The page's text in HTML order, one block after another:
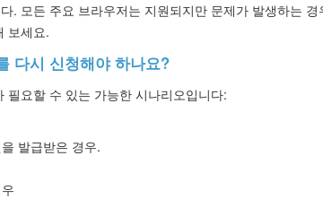
. 모든 주요 브라우저는 지원되지만 문제가 발생하는
보세요.
다시 신청해야 하나요?
필요할 수 있는 가능한 시나리오입니다:
발급받은 경우.